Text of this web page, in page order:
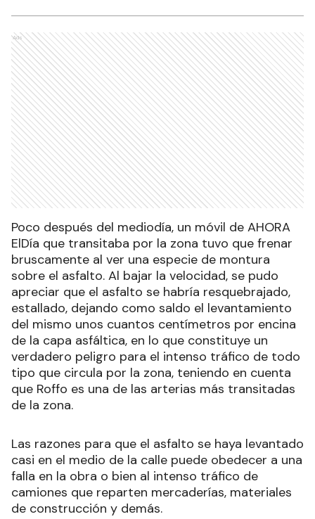
Ads
Poco después del mediodía, un móvil de AHORA
ElDía que transitaba por la zona tuvo que frenar
bruscamente al ver una especie de montura
sobre el asfalto. Al bajar la velocidad, se pudo
apreciar que el asfalto se habría resquebrajado,
estallado, dejando como saldo el levantamiento
del mismo unos cuantos centímetros por encina
de la capa asfáltica, en lo que constituye un
verdadero peligro para el intenso tráfico de todo
tipo que circula por la zona, teniendo en cuenta
que Roffo es una de las arterias más transitadas
de la zona.
Las razones para que el asfalto se haya levantado
casi en el medio de la calle puede obedecer a una
falla en la obra o bien al intenso tráfico de
camiones que reparten mercaderías, materiales
de construcción y demás.